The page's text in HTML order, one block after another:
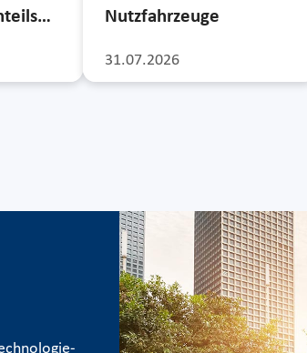
31.07.2026
Nutzfahrzeuge